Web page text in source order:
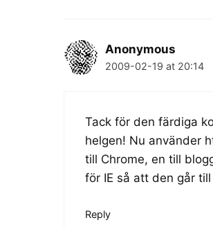
Anonymous
2009-02-19 at 20:14
Tack för den färdiga
helgen! Nu använder
till Chrome, en till
för IE så att den går
Reply